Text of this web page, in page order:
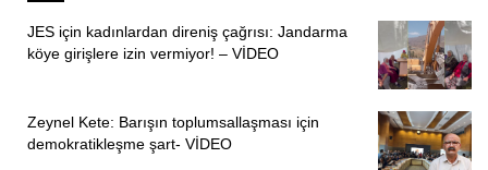
JES için kadınlardan direniş çağrısı: Jandarma
köye girişlere izin vermiyor! – VİDEO
Zeynel Kete: Barışın toplumsallaşması için
demokratikleşme şart- VİDEO